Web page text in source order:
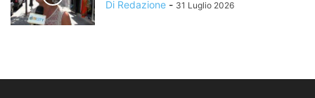
Di Redazione - 31 Luglio 2026